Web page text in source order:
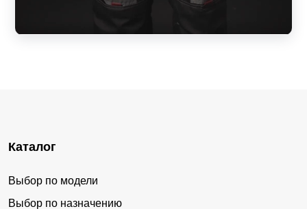
Каталог
Выбор по модели
Выбор по назначению